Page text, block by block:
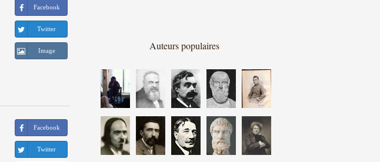
Facebook
Twitter
Image
Facebook
Twitter
Auteurs populaires